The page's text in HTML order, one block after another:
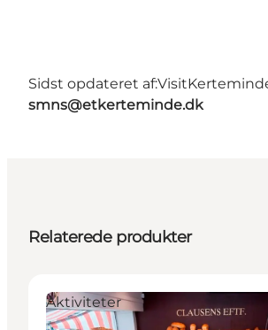
Sidst opdateret af:
smns@etkerteminde.dk
Relaterede produkter
Aktiviteter